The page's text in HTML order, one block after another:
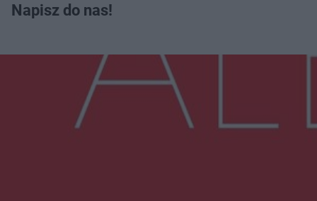
Napisz do nas!
Więcej